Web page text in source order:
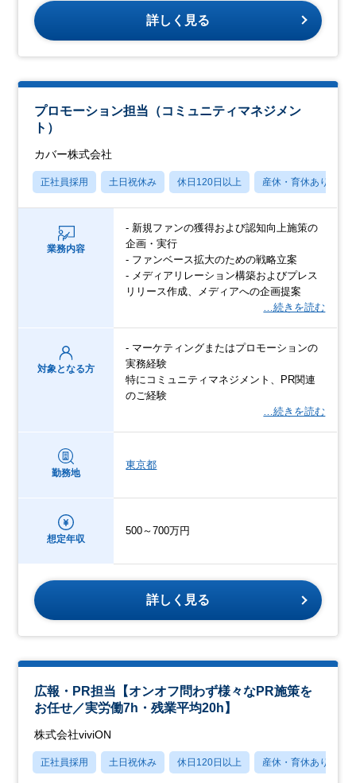
詳しく見る
プロモーション担当（コミュニティマネジメン
ト）
カバー株式会社
正社員採用 土日祝休み 休日120日以上 産休・育休あり
業務内容
- 新規ファンの獲得および認知向上施策の
企画・実行
- ファンベース拡大のための戦略立案
- メディアリレーション構築およびプレス
リリース作成、メディアへの企画提案
…続きを読む
対象となる方
- マーケティングまたはプロモーションの
実務経験
特にコミュニティマネジメント、PR関連
のご経験
…続きを読む
勤務地
東京都
想定年収
500～700万円
詳しく見る
広報・PR担当【オンオフ問わず様々なPR施策を
お任せ／実労働7h・残業平均20h】
株式会社viviON
正社員採用 土日祝休み 休日120日以上 産休・育休あり